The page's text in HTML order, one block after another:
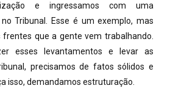
e ingressamos com uma
Tribunal. Esse é um exemplo, mas
que a gente vem trabalhando.
esses levantamentos e levar as
precisamos de fatos sólidos e
isso, demandamos estruturação.